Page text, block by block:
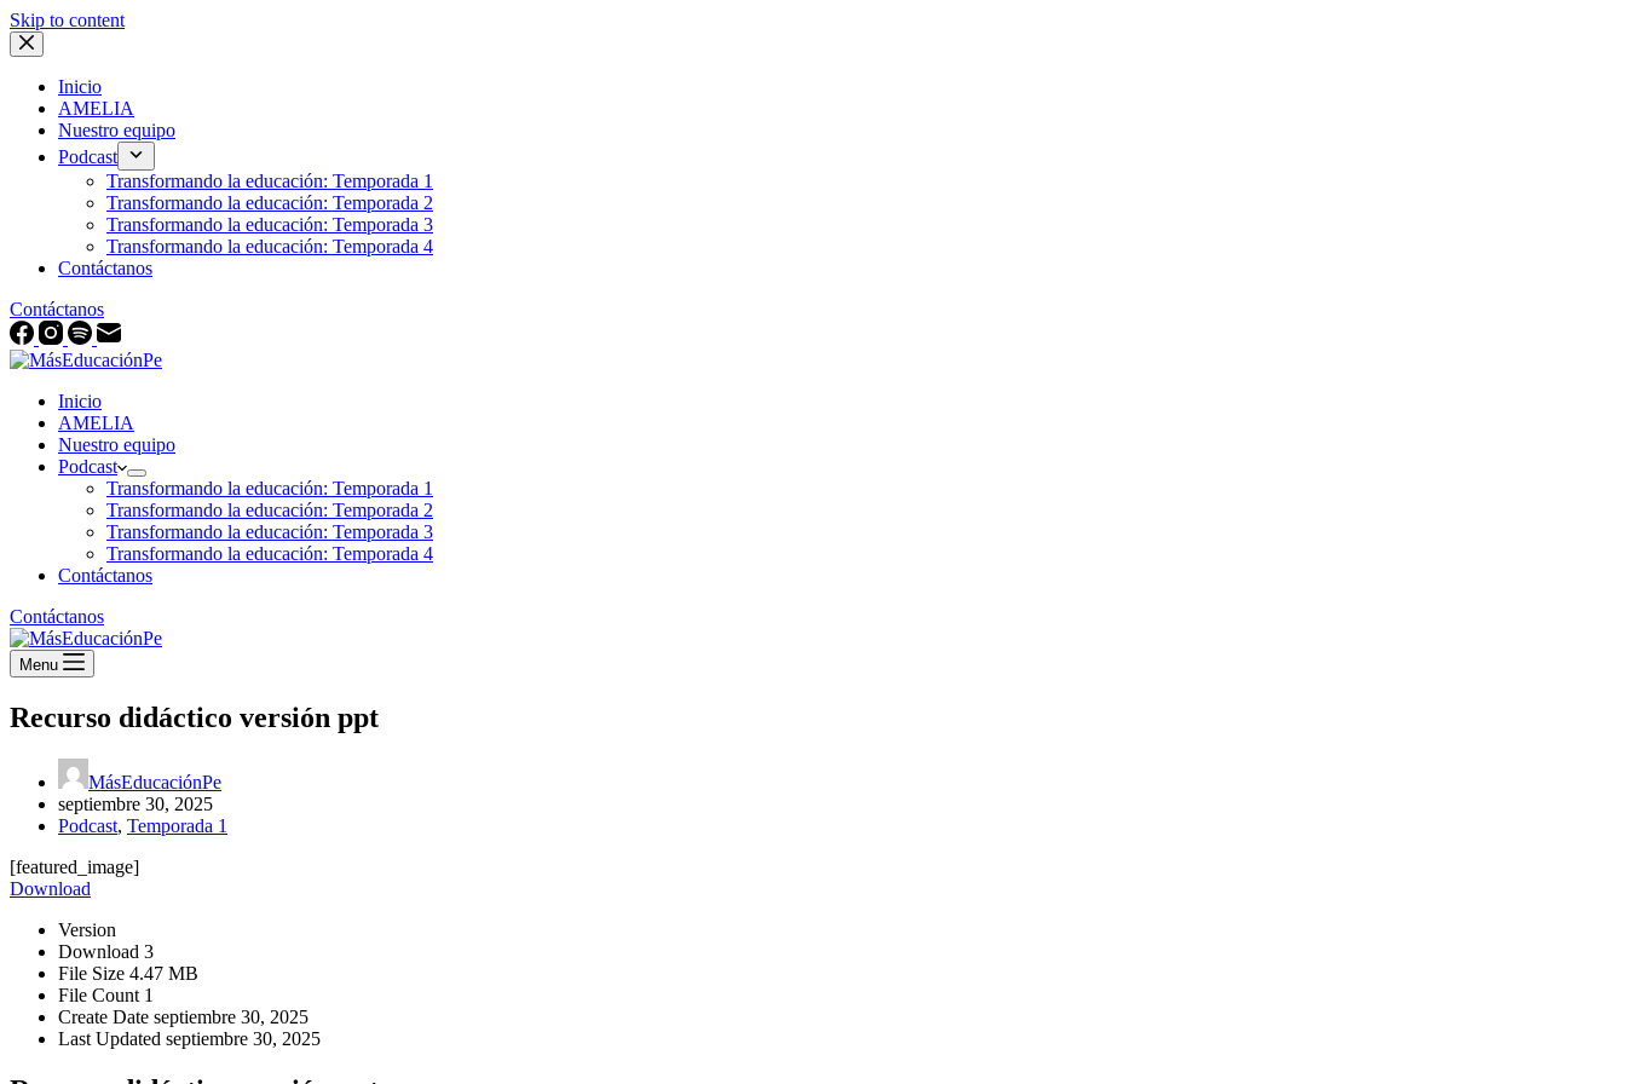
Skip to content
Inicio
AMELIA
Nuestro equipo
Podcast
Transformando la educación: Temporada 1
Transformando la educación: Temporada 2
Transformando la educación: Temporada 3
Transformando la educación: Temporada 4
Contáctanos
Contáctanos
Inicio
AMELIA
Nuestro equipo
Podcast
Transformando la educación: Temporada 1
Transformando la educación: Temporada 2
Transformando la educación: Temporada 3
Transformando la educación: Temporada 4
Contáctanos
Contáctanos
Menu
Recurso didáctico versión ppt
MásEducaciónPe
septiembre 30, 2025
Podcast, Temporada 1
[featured_image]
Download
Version
Download 3
File Size 4.47 MB
File Count 1
Create Date septiembre 30, 2025
Last Updated septiembre 30, 2025